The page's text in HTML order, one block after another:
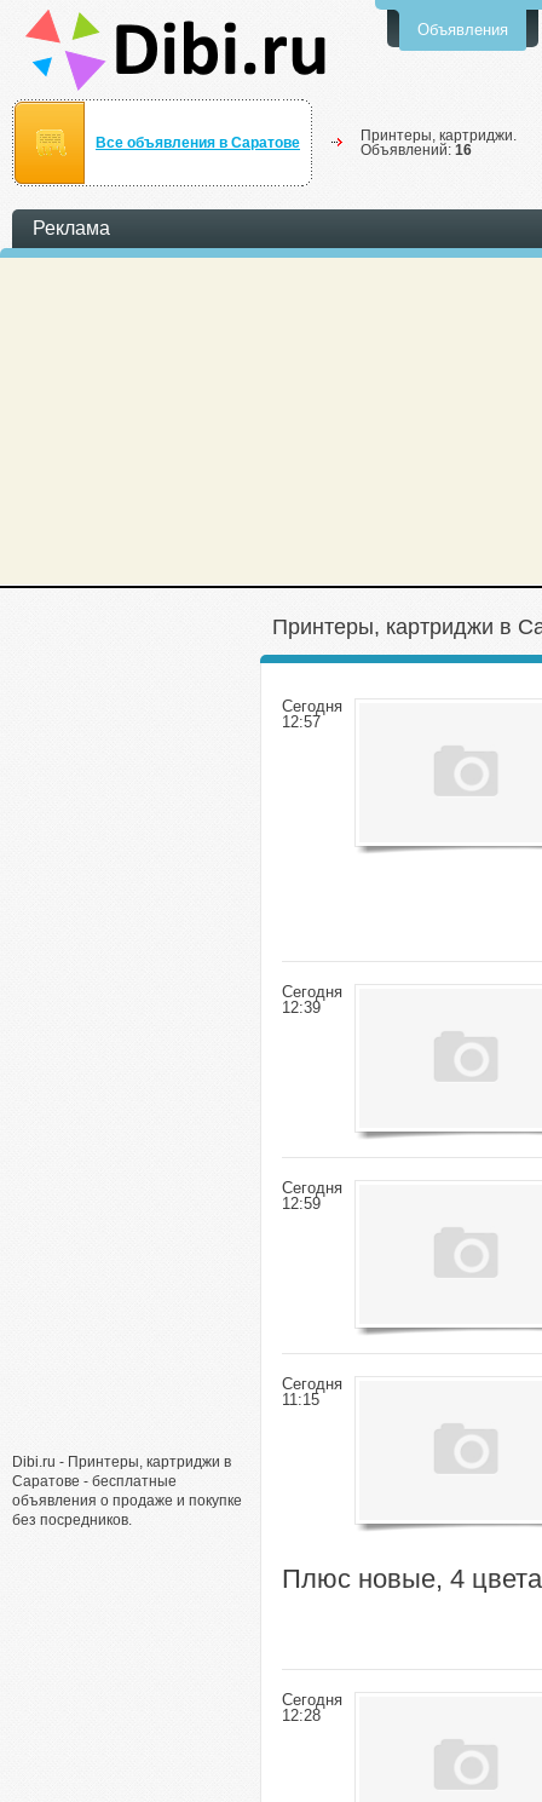
Объявления
Все объявления в Саратове
Принтеры, картриджи.
Объявлений: 16
Реклама
Dibi.ru - Принтеры, картриджи в
Саратове - бесплатные
объявления о продаже и покупке
без посредников.
Принтеры, картриджи в
Сегодня
12:57
Сегодня
12:39
Сегодня
12:59
Сегодня
11:15
Плюс новые, 4
Сегодня
12:28